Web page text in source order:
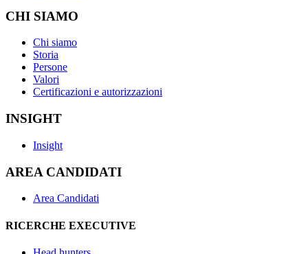
CHI SIAMO
Chi siamo
Storia
Persone
Valori
Certificazioni e autorizzazioni
INSIGHT
Insight
AREA CANDIDATI
Area Candidati
RICERCHE EXECUTIVE